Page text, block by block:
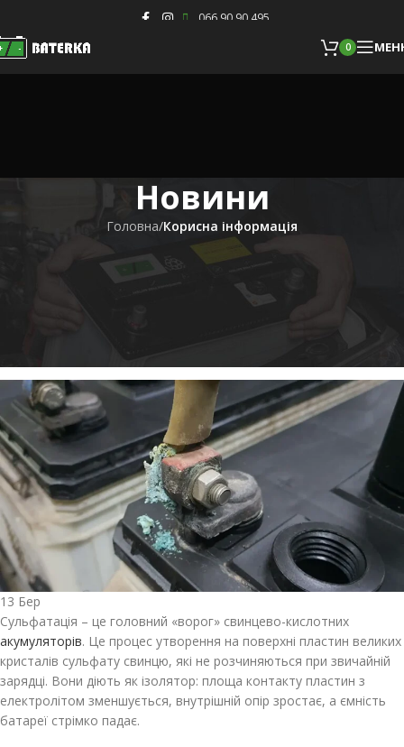
Skip to main content066 90 90 495
0
Новини
Головна/Корисна інформація
Корисна інформація
Як не допустити сульфатацію
пластин автомобільного
акумулятора
13 Бер
Сульфатація – це головний «ворог» свинцево-кислотних
акумуляторів. Це процес утворення на поверхні пластин великих
кристалів сульфату свинцю, які не розчиняються при звичайній
зарядці. Вони діють як ізолятор: площа контакту пластин з
електролітом зменшується, внутрішній опір зростає, а ємність
батареї стрімко падає.